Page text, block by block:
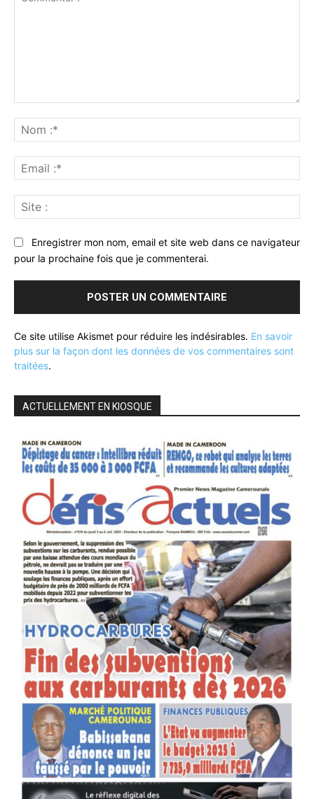
:*
:*
:
Enregistrer mon nom, email et site web dans ce navigateur
pour la prochaine fois que je commenterai.
Ce site utilise Akismet pour réduire les indésirables. En savoir
plus sur la façon dont les données de vos commentaires sont
traitées.
ACTUELLEMENT EN KIOSQUE